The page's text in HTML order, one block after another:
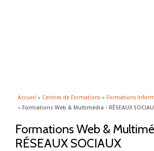
Accueil » Centres de Formations » Formations
» Formations Web & Multimédia - RÉSEAUX
Formations Web &
RÉSEAUX SOCIAUX